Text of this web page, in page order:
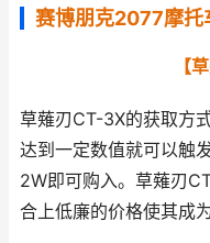
赛博朋克2077摩托
【
草薙刃CT-3X的获取方
达到一定数值就可以触
2W即可购入。草薙刃
合上低廉的价格使其成